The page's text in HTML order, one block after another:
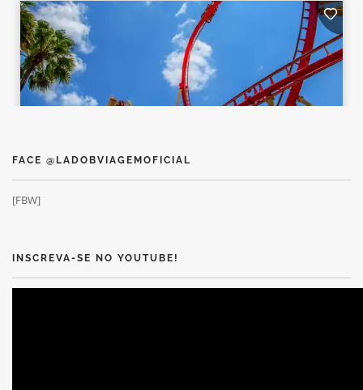
FACE @LADOBVIAGEMOFICIAL
[FBW]
INSCREVA-SE NO YOUTUBE!